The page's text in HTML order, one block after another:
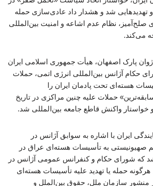
و تهدیدهایی شد و هشدار داد عادی‌سازی حمله
صلح‌آمیز، نظام عدم اشاعه و امنیت بین‌المللی
می‌کند.
پارک اصفهان، هیأت جمهوری اسلامی ایران
حکام آژانس بین‌المللی انرژی اتمی، حملات
هسته‌ای تحت پادمان ایران را
حملات علیه چنین مراکزی در تاریخ
واکنش قاطع جامعه بین‌المللی شد.
ایران با اشاره به سوابق آژانس در
صهیونیستی به تأسیسات هسته‌ای عراق در
یادآور شد که شورای حکام و کنفرانس عمومی آژانس در
هرگونه حمله یا تهدید علیه تأسیسات هسته‌ای
منشور سازمان ملل، حقوق بین‌الملل و